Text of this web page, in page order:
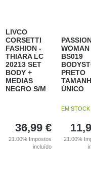
LIVCO
CORSETTI
FASHION -
THIARA LC
20213 SET
BODY +
MEDIAS
NEGRO S/M
36,99 €
21.00% Impostos
incluído
WOMAN
BS019
PRETO
ÚNICO
EM STOCK
21.00%